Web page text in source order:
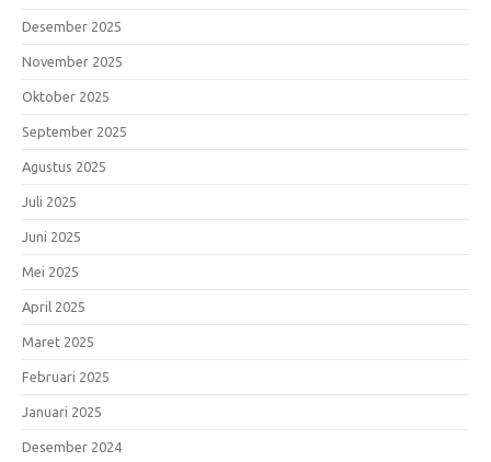
Desember 2025
November 2025
Oktober 2025
September 2025
Agustus 2025
Juli 2025
Juni 2025
Mei 2025
April 2025
Maret 2025
Februari 2025
Januari 2025
Desember 2024